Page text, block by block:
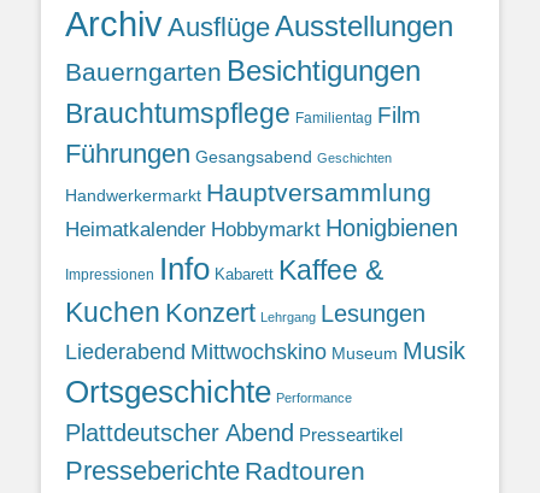
ArchivAusflügeAusstellungen
Bauerngarten Besichtigungen
Brauchtumspflege Familientag Film
Führungen Gesangsabend Geschichten
Handwerkermarkt Hauptversammlung
Heimatkalender Hobbymarkt Honigbienen
Impressionen Info Kabarett Kaffee &
Kuchen Konzert Lehrgang Lesungen
Liederabend Mittwochskino Museum Musik
Ortsgeschichte Performance
Plattdeutscher Abend Presseartikel
Presseberichte Radtouren